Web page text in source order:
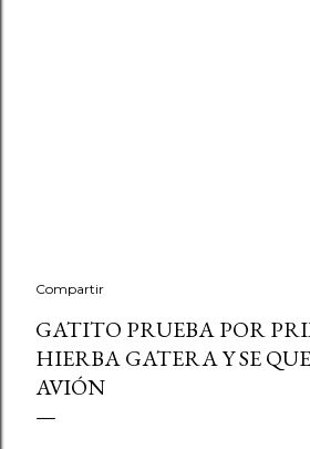
Compartir
GATITO PRUEBA POR
HIERBA GATERA Y SE
AVIÓN